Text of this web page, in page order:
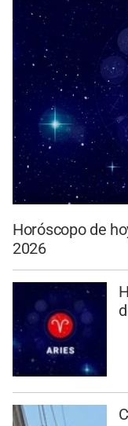
Horóscopo de
2026